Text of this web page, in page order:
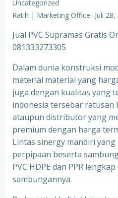
Uncategorized
Ratih | Marketing Office -Juli
Jual PVC Supramas Gratis
081333273305
Dalam dunia konstruksi
material material yang
juga dengan kualitas yang
indonesia tersebar
ataupun distributor yang
premium dengan harga
Lintas sinergy mandiri
perpipaan beserta
PVC HDPE dan PPR
sambungannya.